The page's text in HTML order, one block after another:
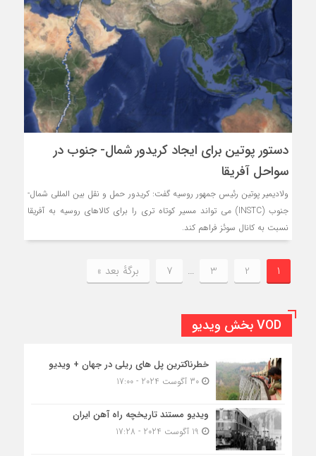
دستور پوتین برای ایجاد کریدور شمال- جنوب در
سواحل آفریقا
ولادیمیر پوتین رئیس جمهور روسیه گفت: کریدور حمل و نقل بین المللی شمال-
جنوب (INSTC) می تواند مسیر کوتاه تری را برای کالاهای روسیه به آفریقا
نسبت به کانال سوئز فراهم کند.
1
2
3
…
7 برگهٔ بعد »
VOD بخش ویدیو
خطرناکترین پل های ریلی در جهان + ویدیو
30 آگوست 2024 - 17:00
ویدیو مستند تاریخچه راه آهن ایران